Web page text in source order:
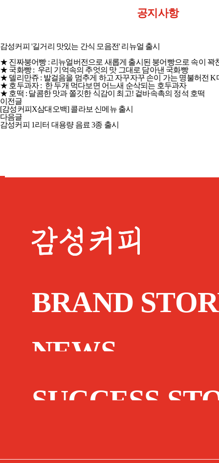
공지사항
감성커피 '길거리 맛있는 간식 모음전' 리뉴얼 출시
★ 진짜붕어빵 : 리뉴얼버전으로 새롭게 출시된 붕어빵으로 속이 꽉
★ 국화빵 : 우리 기억속의 추엇의 맛 그대로 담아낸 국화빵
★ 델리만쥬 : 발걸음을 멈추게 하고 자꾸자꾸 손이 가는 명불허전 K
★ 호두과자 : 한 두개 먹다보면 어느새 순삭되는 호두과자
★ 호떡 : 달콤한 맛과 쫄깃한 식감이 최고! 겉바속촉의 정석 호떡
이전글
[감성커피X삼대오백] 콜라보 신메뉴 출시
다음글
감성커피 1리터 대용량 음료 3종 출시
BRAND
NEWS
SUCCESS